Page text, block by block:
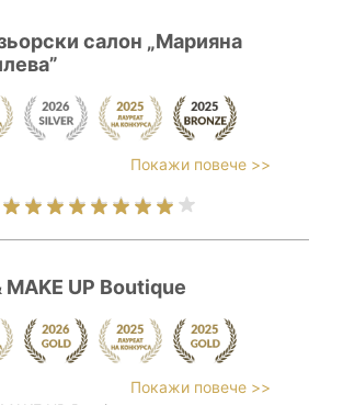
салон „Марияна
Покажи повече >>
MAKE UP Boutique
Покажи повече >>